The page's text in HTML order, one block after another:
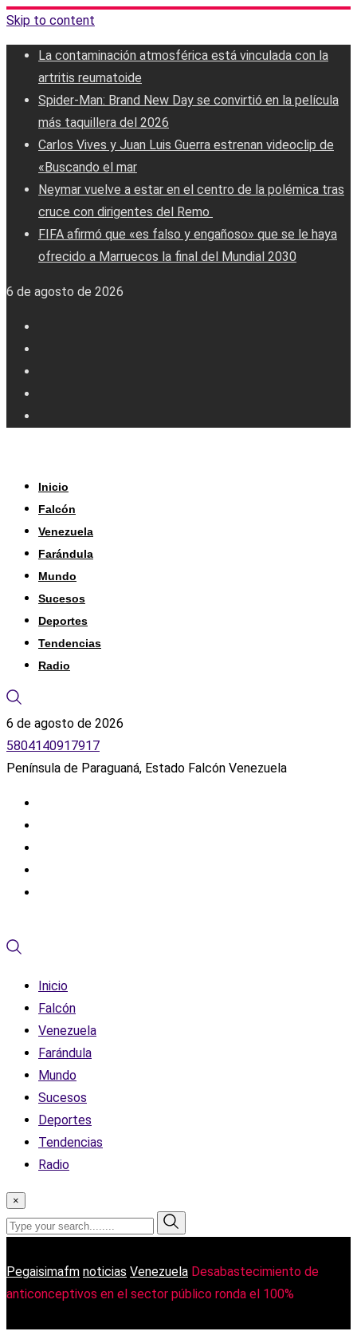
Skip to content
La contaminación atmosférica está vinculada con la
artritis reumatoide
Spider-Man: Brand New Day se convirtió en la película
más taquillera del 2026
Carlos Vives y Juan Luis Guerra estrenan videoclip de
«Buscando el mar
Neymar vuelve a estar en el centro de la polémica tras
cruce con dirigentes del Remo ‎
FIFA afirmó que «es falso y engañoso» que se le haya
ofrecido a Marruecos la final del Mundial 2030
6 de agosto de 2026
Inicio
Falcón
Venezuela
Farándula
Mundo
Sucesos
Deportes
Tendencias
Radio
6 de agosto de 2026
5804140917917
Península de Paraguaná, Estado Falcón Venezuela
Inicio
Falcón
Venezuela
Farándula
Mundo
Sucesos
Deportes
Tendencias
Radio
×
Pegaisimafm noticias Venezuela Desabastecimiento de
anticonceptivos en el sector público ronda el 100%